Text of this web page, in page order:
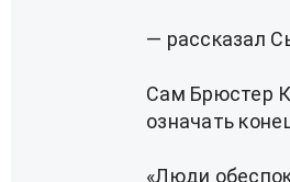
— рассказал
Сам Брюстер
означать
«Люди